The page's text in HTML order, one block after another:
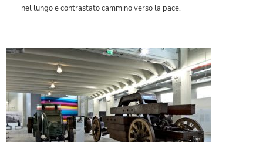
nel lungo e contrastato cammino verso la pace.